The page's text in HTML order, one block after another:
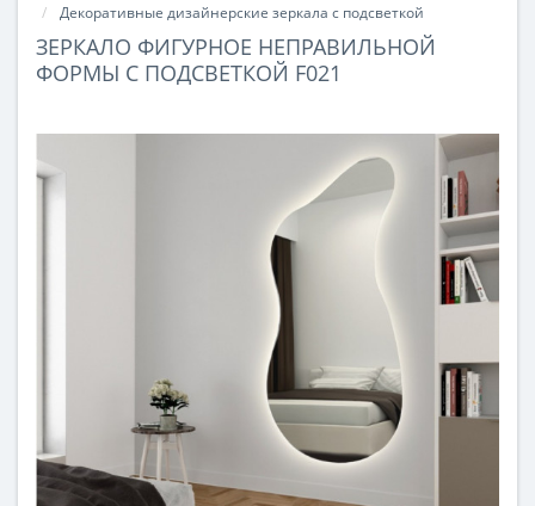
Декоративные дизайнерские зеркала с подсветкой
ЗЕРКАЛО ФИГУРНОЕ НЕПРАВИЛЬНОЙ
ФОРМЫ С ПОДСВЕТКОЙ F021